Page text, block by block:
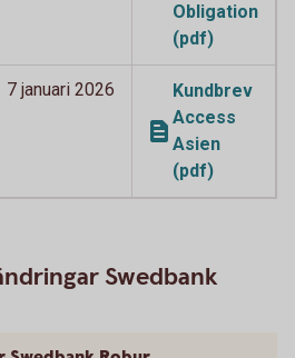
Obligation
(pdf)
7 januari 2026
Kundbrev
Access
Asien
(pdf)
Swedbank